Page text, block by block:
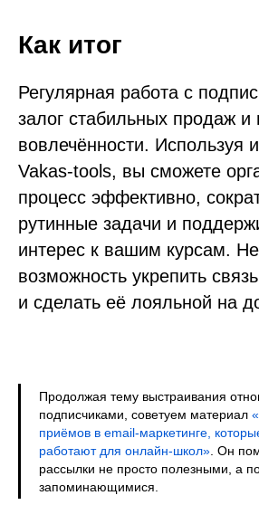
Как итог
Регулярная работа с
залог стабильных продаж и
вовлечённости. Используя
Vakas-tools, вы сможете
процесс эффективно,
рутинные задачи и
интерес к вашим курсам. Не
возможность укрепить
и сделать её лояльной на
Продолжая тему выстраивания
подписчиками, советуем материал
приёмов в email-маркетинге,
работают для онлайн-школ» . Он
рассылки не просто полезными, а
запоминающимися.